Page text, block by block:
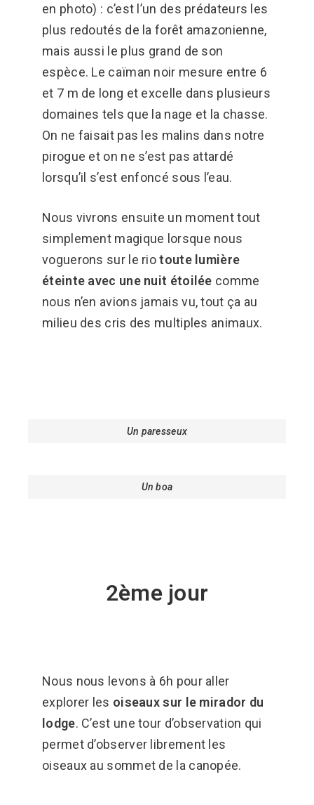
en photo) : c’est l’un des prédateurs les
plus redoutés de la forêt amazonienne,
mais aussi le plus grand de son
espèce. Le caïman noir mesure entre 6
et 7 m de long et excelle dans plusieurs
domaines tels que la nage et la chasse.
On ne faisait pas les malins dans notre
pirogue et on ne s’est pas attardé
lorsqu’il s’est enfoncé sous l’eau.
Nous vivrons ensuite un moment tout
simplement magique lorsque nous
voguerons sur le riotoute lumière
éteinte avec une nuit étoilée comme
nous n’en avions jamais vu, tout ça au
milieu des cris des multiples animaux.
Un paresseux
Un boa
2ème jour
Nous nous levons à 6h pour aller
explorer les oiseaux sur le mirador du
lodge. C’est une tour d’observation qui
permet d’observer librement les
oiseaux au sommet de la canopée.